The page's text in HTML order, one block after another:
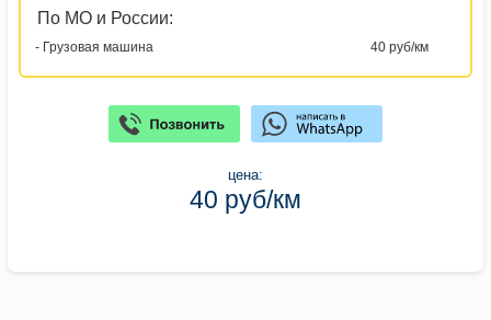
По МО и России:
- Грузовая машина 40 руб/км
цена:
40 руб/км